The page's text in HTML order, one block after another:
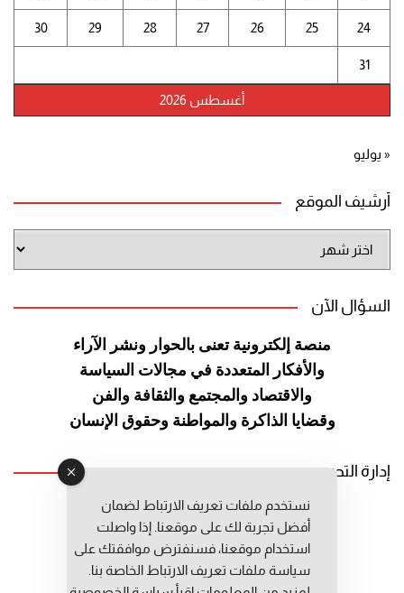
أغسطس 2026
24
25
26
27
28
29
30
31
« يوليو
أرشيف الموقع
الموقع
السؤال الآن
منصة إلكترونية تعنى بالحوار ونشر الآراء
والأفكار المتعددة في مجالات السياسة
والاقتصاد والمجتمع والثقافة والفن
وقضايا الذاكرة والمواطنة وحقوق الإنسان
إدارة التحرير
رئيس التحرير: عبد الرحيم التوراني
رئيس التحرير المساعد: المعطي قبال
مديرة التحرير: فاطمة حوحو
نستخدم ملفات تعريف الارتباط لضمان
أفضل تجربة لك على موقعنا. إذا واصلت
استخدام موقعنا، فسنفترض موافقتك على
سياسة ملفات تعريف الارتباط الخاصة بنا.